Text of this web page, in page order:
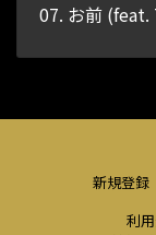
07. お前 (feat.
新規登録
利